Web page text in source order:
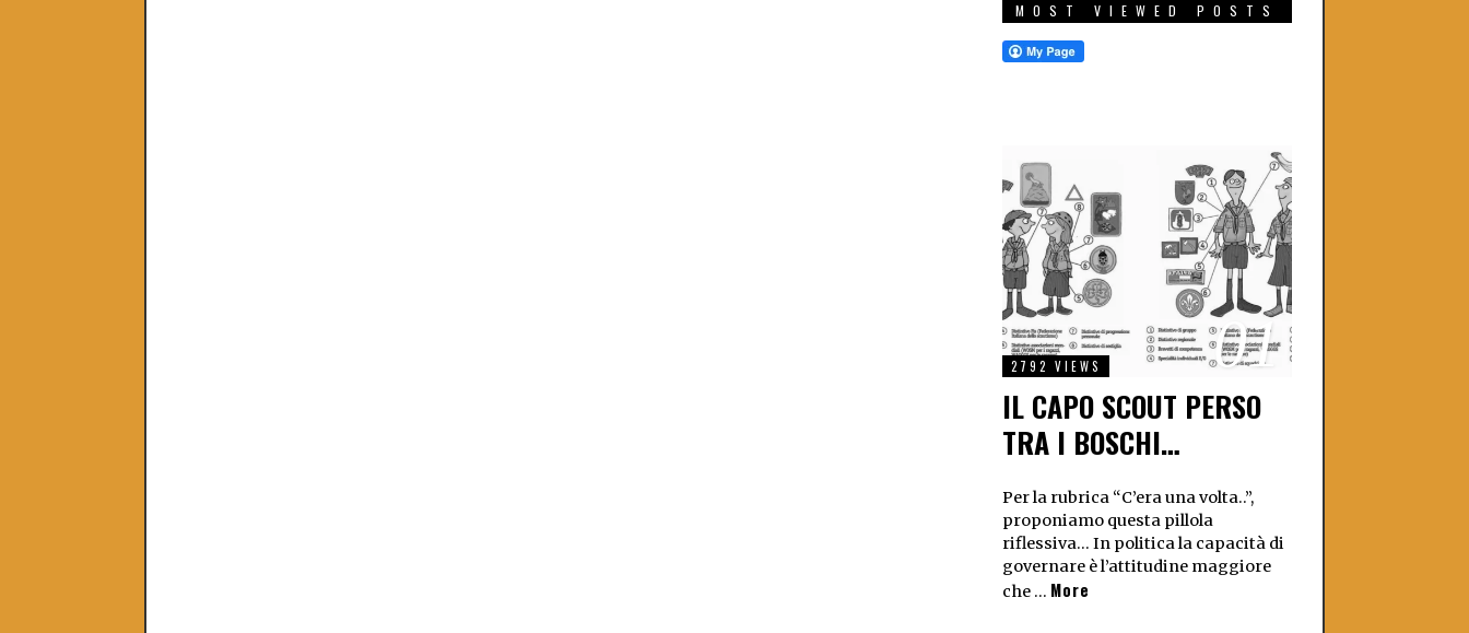
MOST VIEWED POSTS
01
2792 VIEWS
IL CAPO SCOUT PERSO
TRA I BOSCHI…
Per la rubrica “C’era una volta..”,
proponiamo questa pillola
riflessiva… In politica la capacità di
governare è l’attitudine maggiore
che … More